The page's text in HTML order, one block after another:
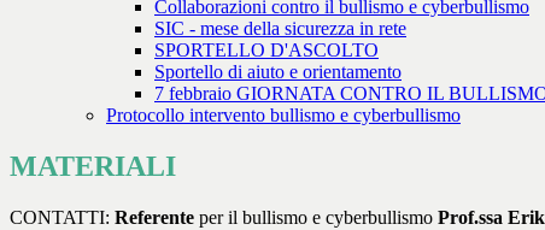
Collaborazioni contro il bullismo e cyberbullismo
SIC - mese della sicurezza in rete
SPORTELLO D'ASCOLTO
Sportello di aiuto e orientamento
7 febbraio GIORNATA CONTRO IL
Protocollo intervento bullismo e cyberbullismo
MATERIALI
CONTATTI: Referente per il bullismo e cyberbullismo Prof.ssa